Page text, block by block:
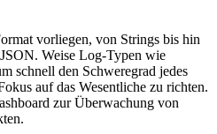
vorliegen, von Strings bis hin
Weise Log-Typen wie
schnell den Schweregrad jedes
auf das Wesentliche zu richten.
zur Überwachung von